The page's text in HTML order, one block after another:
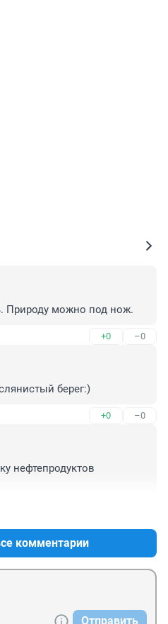
Природу можно под нож.
+0 –0
берег:)
+0 –0
нефтепродуктов
комментарии
Отправить